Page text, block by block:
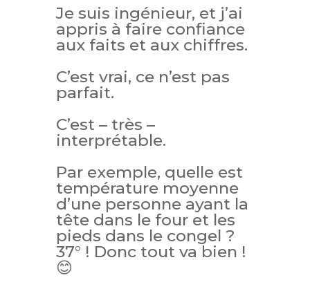
Je suis ingénieur, et j’ai
appris à faire confiance
aux faits et aux chiffres.
C’est vrai, ce n’est pas
parfait.
C’est – très –
interprétable.
Par exemple, quelle est
température moyenne
d’une personne ayant la
tête dans le four et les
pieds dans le congel ?
37° ! Donc tout va bien !
😊